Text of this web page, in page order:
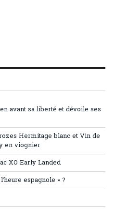
avant sa liberté et dévoile ses
Hermitage blanc et Vin de
en viognier
XO Early Landed
espagnole » ?